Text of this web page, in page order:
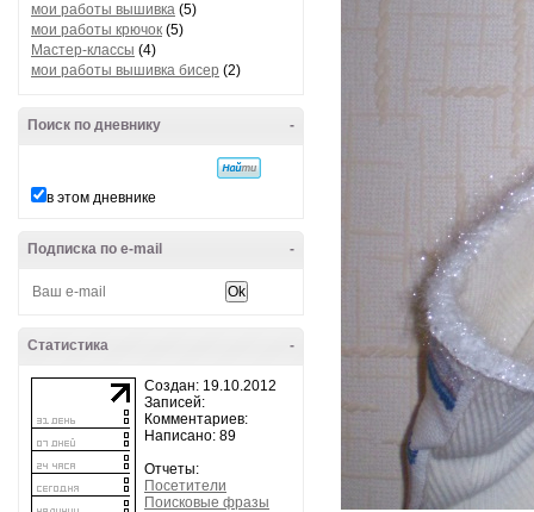
мои работы вышивка (5)
мои работы крючок (5)
Мастер-классы (4)
мои работы вышивка бисер (2)
-
Поиск по дневнику
в этом дневнике
-
Подписка по e-mail
-
Статистика
Создан: 19.10.2012
Записей:
Комментариев:
Написано: 89
Отчеты:
Посетители
Поисковые фразы